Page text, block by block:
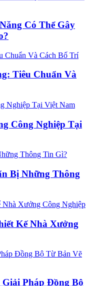
Có Thể Gây
Tiêu Chuẩn Và
Công Nghiệp Tại
Bị Những Thông
Kế Nhà Xưởng
Pháp Đồng Bộ